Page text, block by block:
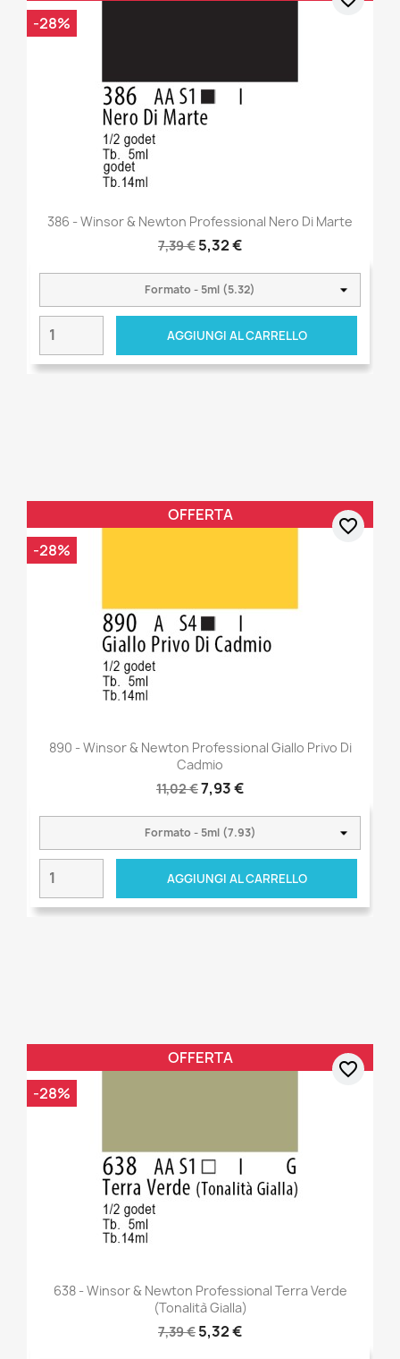
386 - Winsor & Newton Professional Nero Di Marte
7,39 € 5,32 €
AGGIUNGI AL CARRELLO
-28%
890 - Winsor & Newton Professional Giallo Privo Di
Cadmio
11,02 €7,93 €
AGGIUNGI AL CARRELLO
OFFERTA
-28%
favorite_border
638 - Winsor & Newton Professional Terra Verde
(tonalità Gialla)
7,39 € 5,32 €
OFFERTA
-28%
favorite_border